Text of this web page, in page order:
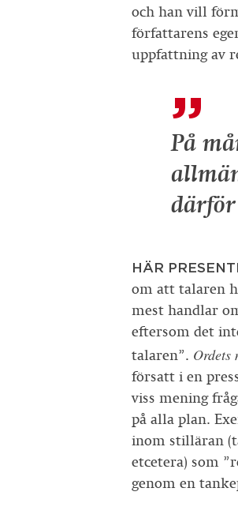
och han vill
författarens
uppfattning av
På
därför
HÄR
om att talaren
mest handlar
eftersom det
talaren”. Ordets
försatt i en
viss mening
på alla plan.
inom stilläran
etcetera) som
genom en